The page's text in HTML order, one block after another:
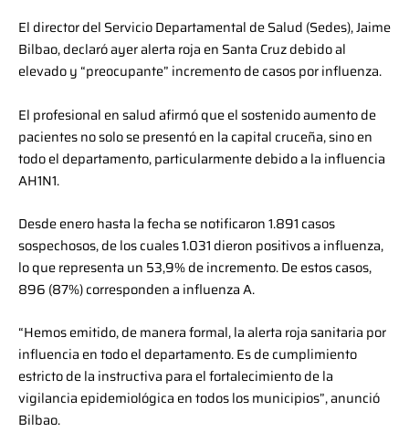
El director del Servicio Departamental de Salud (Sedes), Jaime
Bilbao, declaró ayer alerta roja en Santa Cruz debido al
elevado y “preocupante” incremento de casos por influenza.
El profesional en salud afirmó que el sostenido aumento de
pacientes no solo se presentó en la capital cruceña, sino en
todo el departamento, particularmente debido a la influencia
AH1N1.
Desde enero hasta la fecha se notificaron 1.891 casos
sospechosos, de los cuales 1.031 dieron positivos a influenza,
lo que representa un 53,9% de incremento. De estos casos,
896 (87%) corresponden a influenza A.
“Hemos emitido, de manera formal, la alerta roja sanitaria por
influencia en todo el departamento. Es de cumplimiento
estricto de la instructiva para el fortalecimiento de la
vigilancia epidemiológica en todos los municipios”, anunció
Bilbao.